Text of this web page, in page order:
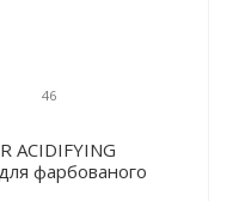
46
ACIDIFYING
фарбованого